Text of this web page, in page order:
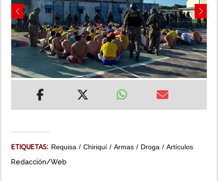
INSÓLITAS
MULTIMEDIA
IMPRESO
Previous Next
ETIQUETAS: Requisa Chiriquí Armas Droga Artículos
Redacción/Web